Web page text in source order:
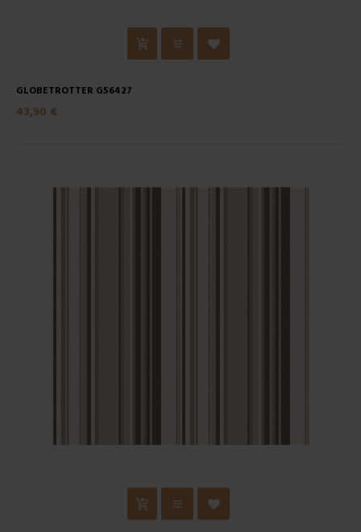
GLOBETROTTER G56427
43,90 €